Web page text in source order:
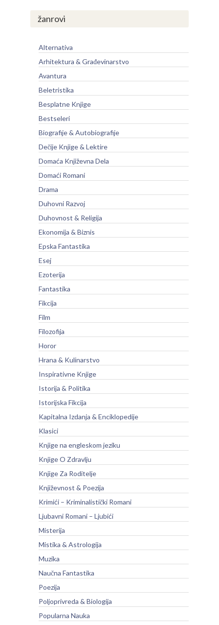
žanrovi
Alternativa
Arhitektura & Građevinarstvo
Avantura
Beletristika
Besplatne Knjige
Bestseleri
Biografije & Autobiografije
Dečije Knjige & Lektire
Domaća Književna Dela
Domaći Romani
Drama
Duhovni Razvoj
Duhovnost & Religija
Ekonomija & Biznis
Epska Fantastika
Esej
Ezoterija
Fantastika
Fikcija
Film
Filozofija
Horor
Hrana & Kulinarstvo
Inspirativne Knjige
Istorija & Politika
Istorijska Fikcija
Kapitalna Izdanja & Enciklopedije
Klasici
Knjige na engleskom jeziku
Knjige O Zdravlju
Knjige Za Roditelje
Književnost & Poezija
Krimići – Kriminalistički Romani
Ljubavni Romani – Ljubići
Misterija
Mistika & Astrologija
Muzika
Naučna Fantastika
Poezija
Poljoprivreda & Biologija
Popularna Nauka